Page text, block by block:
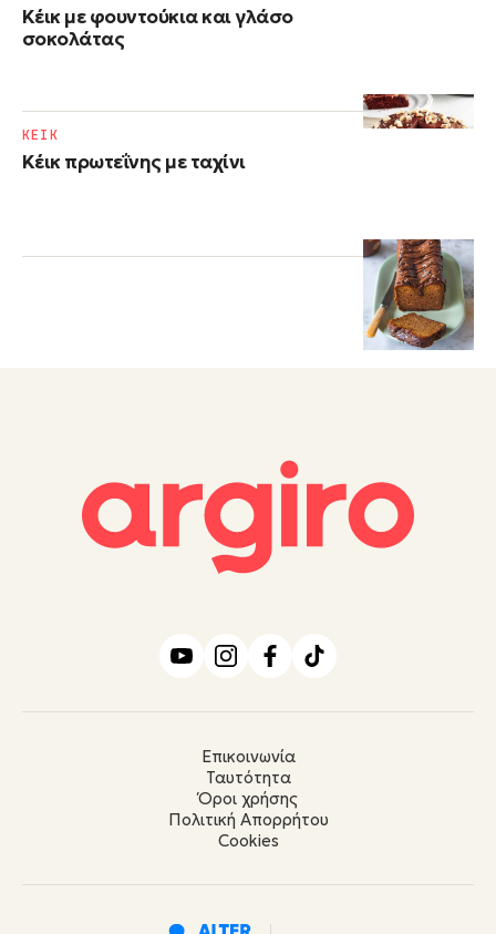
Κέικ με φουντούκια και γλάσο
σοκολάτας
Κέικ πρωτεΐνης με ταχίνι
ΚΕΙΚ
Επικοινωνία
Ταυτότητα
Όροι χρήσης
Πολιτική Απορρήτου
Cookies